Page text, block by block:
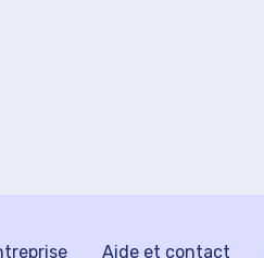
Aide et contact